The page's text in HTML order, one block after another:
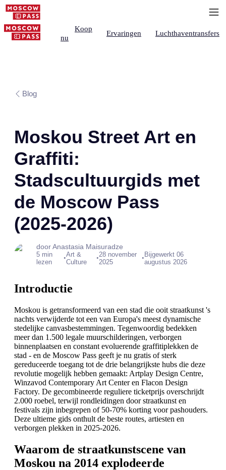
Koop
nu
Ervaringen Luchthaventransfers
Blog
Moskou Street Art en
Graffiti:
Stadscultuurgids met
de Moscow Pass
(2025-2026)
door Anastasia Maisuradze
5 min
lezen
•Art &
Culture
•28 november
2025
• Bijgewerkt 06
augustus 2026
Introductie
Moskou is getransformeerd van een stad die ooit straatkunst 's
nachts verwijderde tot een van Europa's meest dynamische
stedelijke canvasbestemmingen. Tegenwoordig bedekken
meer dan 1.500 legale muurschilderingen, verborgen
binnenplaatsen en constant evoluerende graffitiplekken de
stad - en de Moscow Pass geeft je nu gratis of sterk
gereduceerde toegang tot de drie belangrijkste hubs die deze
revolutie mogelijk hebben gemaakt: Artplay Design Centre,
Winzavod Contemporary Art Center en Flacon Design
Factory. De gecombineerde reguliere ticketprijs overschrijdt
2.000 roebel, terwijl rondleidingen door straatkunst en
festivals zijn inbegrepen of 50-70% korting voor pashouders.
Deze ultieme gids onthult de beste routes, artiesten en
verborgen plekken in 2025-2026.
Waarom de straatkunstscene van
Moskou na 2014 explodeerde